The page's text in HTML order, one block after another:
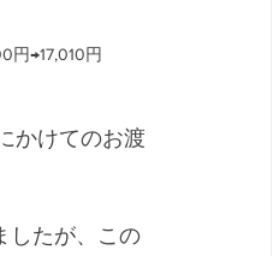
円→17,010円
かけてのお渡
したが、この